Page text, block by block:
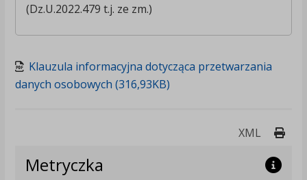
(Dz.U.2022.479 t.j. ze zm.)
Klauzula informacyjna dotycząca przetwarzania
danych osobowych (316,93KB)
XML
Metryczka